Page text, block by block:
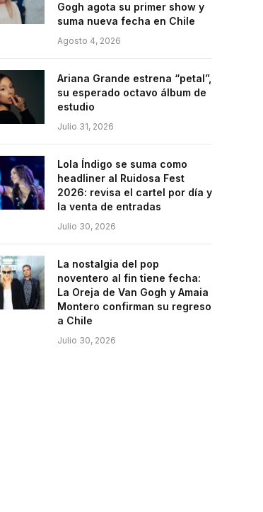
Gogh agota su primer show y
suma nueva fecha en Chile
Agosto 4, 2026
Ariana Grande estrena “petal”,
su esperado octavo álbum de
estudio
Julio 31, 2026
Lola Índigo se suma como
headliner al Ruidosa Fest
2026: revisa el cartel por día y
la venta de entradas
Julio 30, 2026
La nostalgia del pop
noventero al fin tiene fecha:
La Oreja de Van Gogh y Amaia
Montero confirman su regreso
a Chile
Julio 30, 2026